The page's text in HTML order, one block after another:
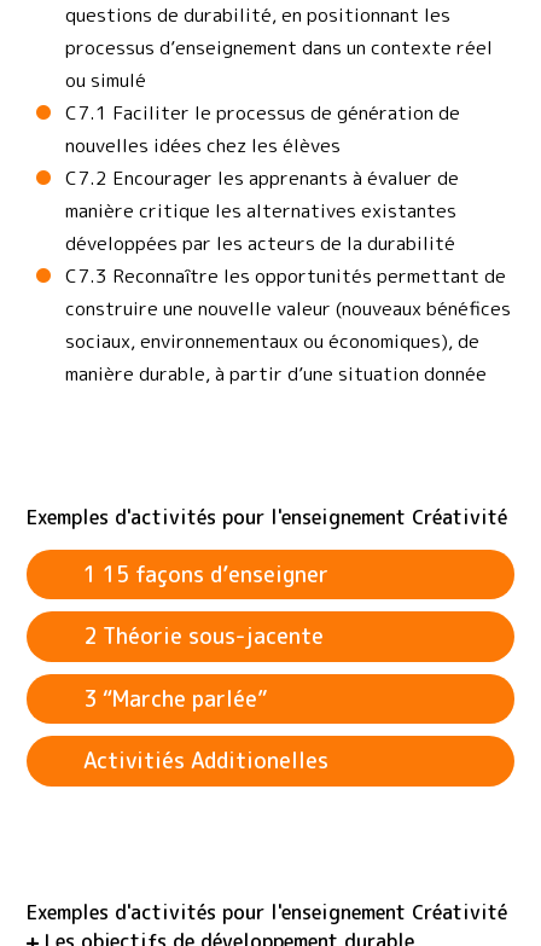
questions de durabilité, en positionnant les
processus d’enseignement dans un contexte réel
ou simulé
C7.1 Faciliter le processus de génération de
nouvelles idées chez les élèves
C7.2 Encourager les apprenants à évaluer de
manière critique les alternatives existantes
développées par les acteurs de la durabilité
C7.3 Reconnaître les opportunités permettant de
construire une nouvelle valeur (nouveaux bénéfices
sociaux, environnementaux ou économiques), de
manière durable, à partir d’une situation donnée
Exemples d'activités pour l'enseignement Créativité
1 15 façons d’enseigner
2 Théorie sous-jacente
3 “Marche parlée”
Activitiés Additionelles
Exemples d'activités pour l'enseignement Créativité